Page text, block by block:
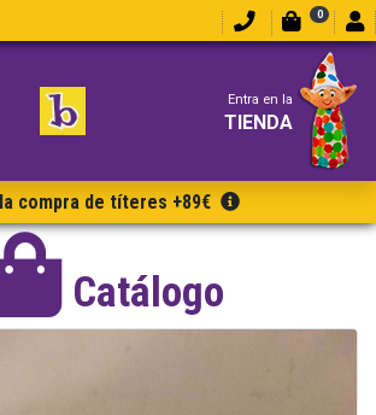
0
Entra en la
TIENDA
compra de títeres +89€
Catálogo